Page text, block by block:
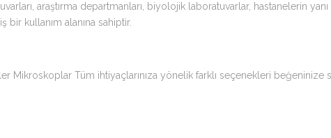
araştırma departmanları, biyolojik laboratuvarlar, hastanelerin yanı
bir kullanım alanına sahiptir.
Mikroskoplar Tüm ihtiyaçlarınıza yönelik farklı seçenekleri beğeninize